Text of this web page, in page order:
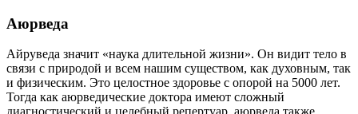
Аюрведа
Айруведа значит «наука длительной жизни». Он видит тело в
связи с природой и всем нашим существом, как духовным, так
и физическим. Это целостное здоровье с опорой на 5000 лет.
Тогда как аюрведические доктора имеют сложный